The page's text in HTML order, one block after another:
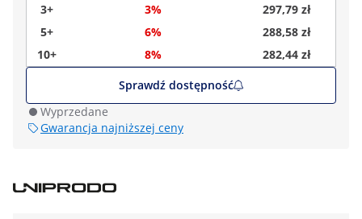
3+
3%
297,79 zł
5+
6%
288,58 zł
10+
8%
282,44 zł
Sprawdź dostępność
Wyprzedane
Gwarancja najniższej ceny